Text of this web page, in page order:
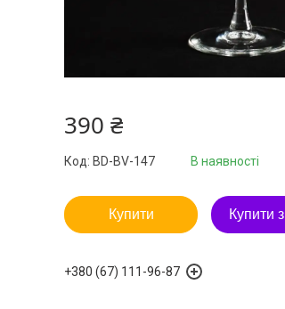
390 ₴
В наявності
Код: BD-BV-147
Купити Купити з
+380 (67) 111-96-87